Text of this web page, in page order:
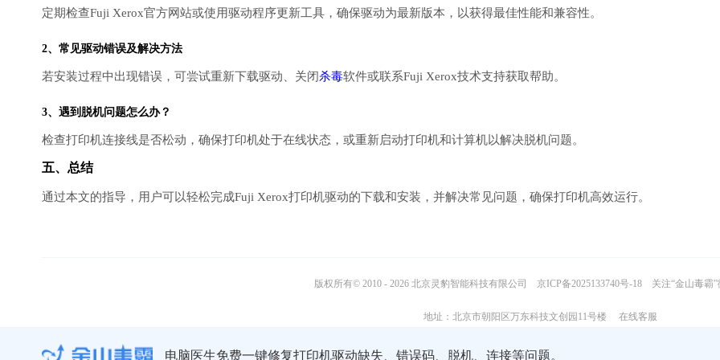
定期检查Fuji Xerox官方网站或使用驱动程序更新工具，确保驱动为最新版本，以获得最佳性能和兼容性。
2、常见驱动错误及解决方法
若安装过程中出现错误，可尝试重新下载驱动、关闭杀毒软件或联系Fuji Xerox技术支持获取帮助。
3、遇到脱机问题怎么办？
检查打印机连接线是否松动，确保打印机处于在线状态，或重新启动打印机和计算机以解决脱机问题。
五、总结
通过本文的指导，用户可以轻松完成Fuji Xerox打印机驱动的下载和安装，并解决常见问题，确保打印机高效运行。
电脑医生免费一键修复打印机驱动缺失、错误码、脱机、连接等问题。
版权所有© 2010 - 2026 北京灵豹智能科技有限公司 京ICP备2025133740号-18 关注“金山毒霸
地址：北京市朝阳区万东科技文创园11号楼 在线客服